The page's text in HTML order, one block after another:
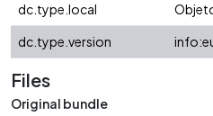
dc.type.local
dc.type.version
Files
Original bundle